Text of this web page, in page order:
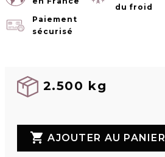
du froid
Paiement
sécurisé
2.500 kg
 AJOUTER AU PANIER